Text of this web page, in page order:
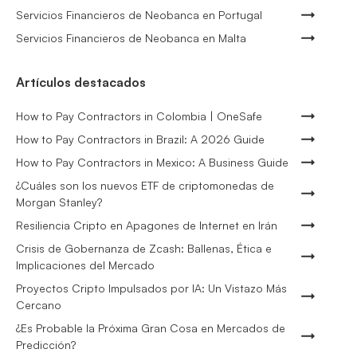
Servicios Financieros de Neobanca en Portugal
Servicios Financieros de Neobanca en Malta
Artículos destacados
How to Pay Contractors in Colombia | OneSafe
How to Pay Contractors in Brazil: A 2026 Guide
How to Pay Contractors in Mexico: A Business Guide
¿Cuáles son los nuevos ETF de criptomonedas de
Morgan Stanley?
Resiliencia Cripto en Apagones de Internet en Irán
Crisis de Gobernanza de Zcash: Ballenas, Ética e
Implicaciones del Mercado
Proyectos Cripto Impulsados por IA: Un Vistazo Más
Cercano
¿Es Probable la Próxima Gran Cosa en Mercados de
Predicción?